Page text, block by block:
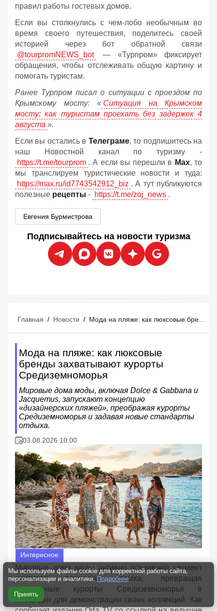
правил работы гостевых домов.
Если вы столкнулись с чем-лобо необычным во
время своего путешествия, поделитесь своей
историей через бот обратной связи
@tourpromNEWS_bot
— «Турпром» фиксирует
обращения, чтобы отслеживать общую картину и
помогать туристам.
Ранее Турпром писал о ситуации с проездом по
Крымскому мосту: « Ситуация на Крымском
мосту: как туристам проехать без задержек 4
августа ».
Если вы остались в Телеграме, то подпишитесь на
наш Новостной канал по туризму -
https://t.me/tourprom . А если вы перешли в Мах, то
мы транслируем туристические новости и туда:
https://max.ru/id7743542912_biz . А тут публикуются
полезные рецепты - https://t.me/zoj_news .
Евгения Бурмистрова
Подписывайтесь на новости туризма
Главная / Новости /
Мода на пляже: как люксовые
бренды захватывают курорты
Средиземноморья
Мировые дома моды, включая Dolce & Gabbana и
Jacquemus, запускают концепцию
«дизайнерских пляжей», преображая курорты
Средиземноморья и задавая новые стандарты
отдыха.
03.08.2026 10:00
Интересное
Мировые дома моды активно осваивают сегмент
элитного пляжного отдыха, превращая
популярные курорты Средиземноморья в
площадки для демонстрации своих коллекций. Как
Мы используем файлы cookie для корректной работы сайта,
персонализации и аналитики. Подробнее
Принять